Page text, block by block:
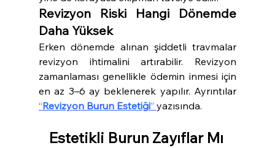
Revizyon Riski Hangi Dönemde
Daha Yüksek
Erken dönemde alınan şiddetli travmalar
revizyon ihtimalini artırabilir. Revizyon
zamanlaması genellikle ödemin inmesi için
en az 3–6 ay beklenerek yapılır. Ayrıntılar
“Revizyon Burun Estetiği” yazısında.
Estetikli Burun Zayıflar Mı